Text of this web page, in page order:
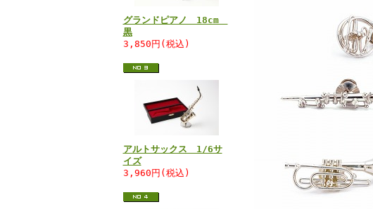
グランドピアノ 18cm
黒
3,850円(税込)
アルトサックス 1/6サ
イズ
3,960円(税込)